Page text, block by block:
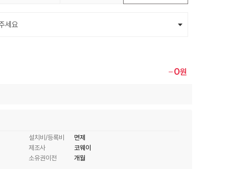
0원
설치비/등록비
면제
제조사
코웨이
소유권이전
개월